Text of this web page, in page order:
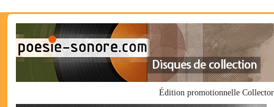
Édition promotionnelle